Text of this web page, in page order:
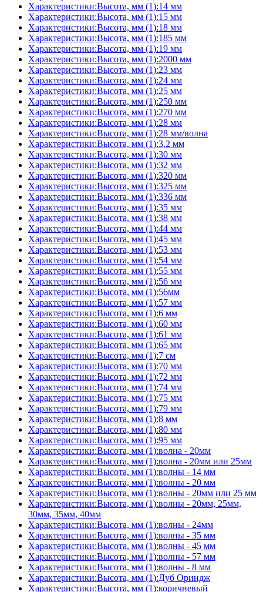
Характеристики:Высота, мм (1):14 мм
Характеристики:Высота, мм (1):15 мм
Характеристики:Высота, мм (1):18 мм
Характеристики:Высота, мм (1):185 мм
Характеристики:Высота, мм (1):19 мм
Характеристики:Высота, мм (1):2000 мм
Характеристики:Высота, мм (1):23 мм
Характеристики:Высота, мм (1):24 мм
Характеристики:Высота, мм (1):25 мм
Характеристики:Высота, мм (1):250 мм
Характеристики:Высота, мм (1):270 мм
Характеристики:Высота, мм (1):28 мм
Характеристики:Высота, мм (1):28 мм/волна
Характеристики:Высота, мм (1):3,2 мм
Характеристики:Высота, мм (1):30 мм
Характеристики:Высота, мм (1):32 мм
Характеристики:Высота, мм (1):320 мм
Характеристики:Высота, мм (1):325 мм
Характеристики:Высота, мм (1):336 мм
Характеристики:Высота, мм (1):35 мм
Характеристики:Высота, мм (1):38 мм
Характеристики:Высота, мм (1):44 мм
Характеристики:Высота, мм (1):45 мм
Характеристики:Высота, мм (1):53 мм
Характеристики:Высота, мм (1):54 мм
Характеристики:Высота, мм (1):55 мм
Характеристики:Высота, мм (1):56 мм
Характеристики:Высота, мм (1):56мм
Характеристики:Высота, мм (1):57 мм
Характеристики:Высота, мм (1):6 мм
Характеристики:Высота, мм (1):60 мм
Характеристики:Высота, мм (1):61 мм
Характеристики:Высота, мм (1):65 мм
Характеристики:Высота, мм (1):7 см
Характеристики:Высота, мм (1):70 мм
Характеристики:Высота, мм (1):72 мм
Характеристики:Высота, мм (1):74 мм
Характеристики:Высота, мм (1):75 мм
Характеристики:Высота, мм (1):79 мм
Характеристики:Высота, мм (1):8 мм
Характеристики:Высота, мм (1):80 мм
Характеристики:Высота, мм (1):95 мм
Характеристики:Высота, мм (1):волна - 20мм
Характеристики:Высота, мм (1):волна - 20мм или 25мм
Характеристики:Высота, мм (1):волны - 14 мм
Характеристики:Высота, мм (1):волны - 20 мм
Характеристики:Высота, мм (1):волны - 20мм или 25 мм
Характеристики:Высота, мм (1):волны - 20мм, 25мм,
30мм, 35мм, 40мм
Характеристики:Высота, мм (1):волны - 24мм
Характеристики:Высота, мм (1):волны - 35 мм
Характеристики:Высота, мм (1):волны - 45 мм
Характеристики:Высота, мм (1):волны - 57 мм
Характеристики:Высота, мм (1):волны - 8 мм
Характеристики:Высота, мм (1):Дуб Ориндж
Характеристики:Высота, мм (1):коричневый